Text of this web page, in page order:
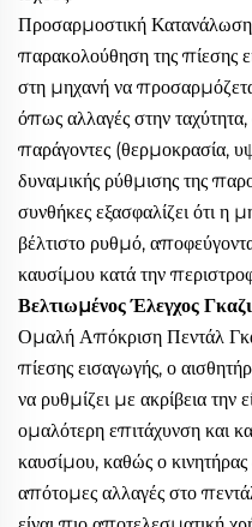
Προσαρμοστική
παρακολούθηση της πίεσης
στη μηχανή να
όπως αλλαγές στην ταχύτητα,
παράγοντες (θερμοκρασία,
δυναμικής ρύθμισης της
συνθήκες εξασφαλίζει ότι η
βέλτιστο ρυθμό,
καυσίμου κατά την
Βελτιωμένος Έλεγχος
Ομαλή Απόκριση Πεντάλ
πίεσης εισαγωγής, ο
να ρυθμίζει με ακρίβεια την
ομαλότερη επιτάχυνση και
καυσίμου, καθώς ο κινητήρας
απότομες αλλαγές στο